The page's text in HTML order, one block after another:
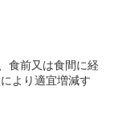
食前又は食間に経
より適宜増減す